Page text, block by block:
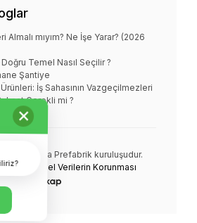
mıyım? Ne İşe Yarar? (2026
Temel Nasıl Seçilir ?
Şantiye
İş Sahasının Vazgeçilmezleri
Gerekli mi ?
bir Nova Prefabrik kuruluşudur.
Kişisel Verilerin Korunması
×